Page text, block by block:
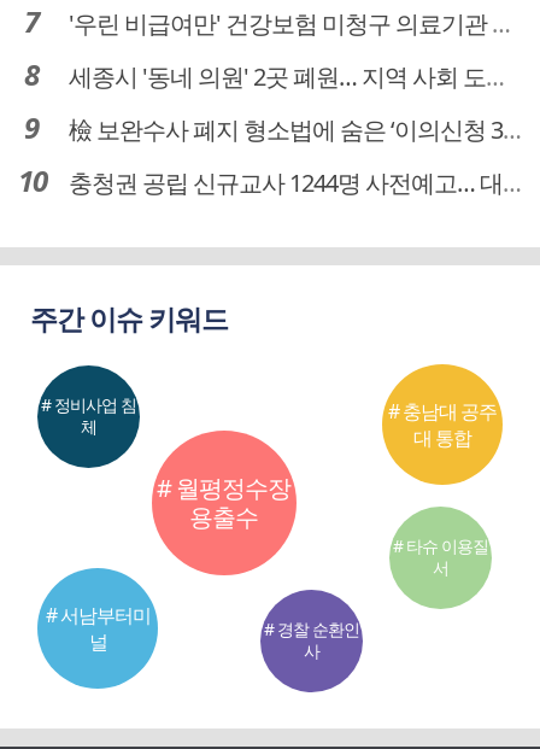
'우린 비급여만' 건강보험 미청구 의료기관 대전 65곳 충남 31곳
세종시 '동네 의원' 2곳 폐원… 지역 사회 도마 위
檢 보완수사 폐지 형소법에 숨은 ‘이의신청 3개월 제한’…황운하는 30일 추진
충청권 공립 신규교사 1244명 사전예고… 대전 초등 34명서 4명으로
주간 이슈 키워드
# 월평정수장
용출수
# 서남부터미
널
# 충남대 공주
대 통합
# 정비사업 침
체
# 경찰 순환인
사
# 타슈 이용질
서